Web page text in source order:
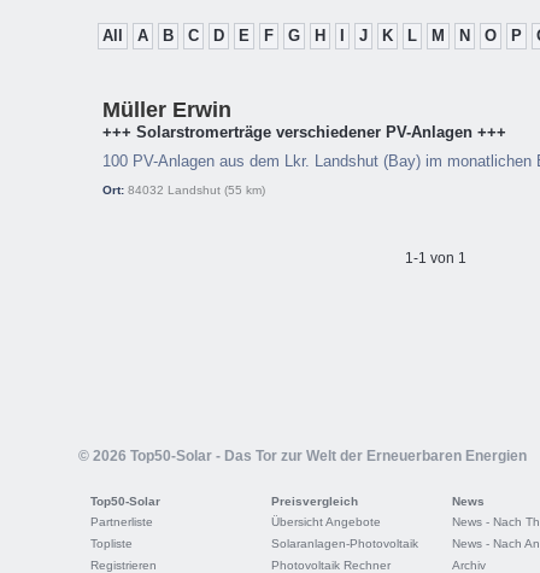
All A B C D E F G H J K L M N O P
Müller Erwin
+++ Solarstromerträge verschiedener PV-Anlagen +++
100 PV-Anlagen aus dem Lkr. Landshut (Bay) im monatlichen
Ort: 84032 Landshut (55 km)
1-1 von 1
© 2026 Top50-Solar - Das Tor zur Welt der Erneuerbaren Energien
Top50-Solar
Partnerliste
Topliste
Registrieren
Preisvergleich
Übersicht Angebote
Solaranlagen-Photovoltaik
Photovoltaik Rechner
News
News - Nach
News - Nach
Archiv